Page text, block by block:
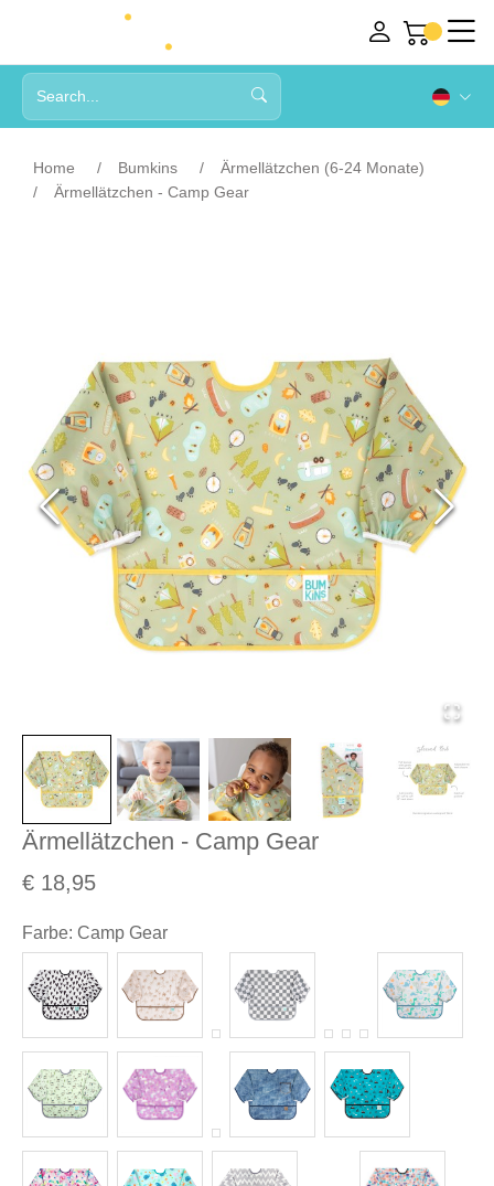
Home Bumkins
Ärmellätzchen (6-24 Monate)
Ärmellätzchen - Camp Gear
Ärmellätzchen - Camp Gear
€ 18,95
Farbe: Camp Gear